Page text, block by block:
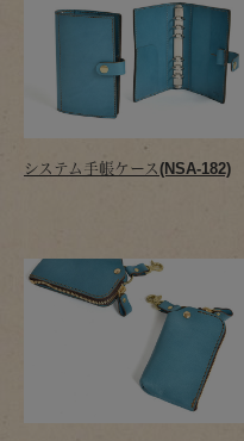
システム手帳ケース(NSA-182)